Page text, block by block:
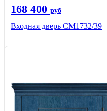
168 400 руб
Входная дверь СМ1732/39